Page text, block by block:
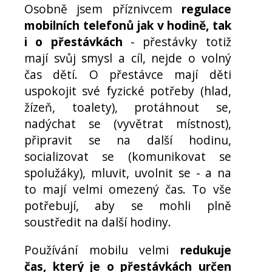
Osobně jsem příznivcem regulace
mobilních telefonů jak v hodině, tak
i o přestávkách - přestávky totiž
mají svůj smysl a cíl, nejde o volný
čas dětí. O přestávce mají děti
uspokojit své fyzické potřeby (hlad,
žízeň, toalety), protáhnout se,
nadýchat se (vyvětrat místnost),
připravit se na další hodinu,
socializovat se (komunikovat se
spolužáky), mluvit, uvolnit se - a na
to mají velmi omezený čas. To vše
potřebují, aby se mohli plně
soustředit na další hodiny.
Používání mobilu velmi redukuje
čas, který je o přestávkách určen